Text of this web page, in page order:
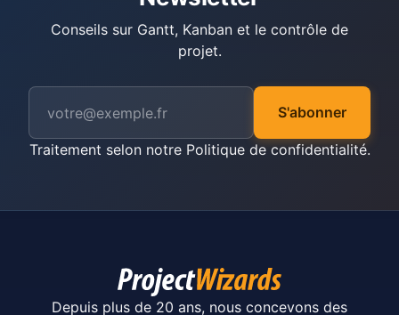
Conseils sur Gantt, Kanban et le contrôle de
projet.
S'abonner
Traitement selon notre Politique de confidentialité.
Depuis plus de 20 ans, nous concevons des